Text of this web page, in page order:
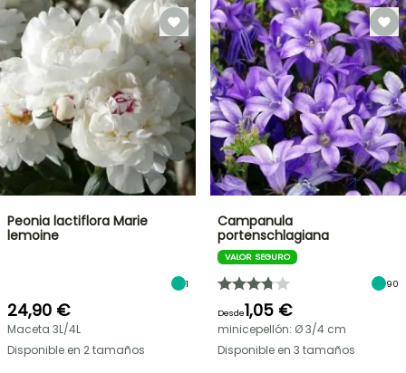
Peonia lactiflora Marie
lemoine
1
24,90 €
Maceta 3L/4L
Disponible en 2 tamaños
Campanula
portenschlagiana
VALOR SEGURO
90
Desde1,05 €
minicepellón: Ø 3/4 cm
Disponible en 3 tamaños